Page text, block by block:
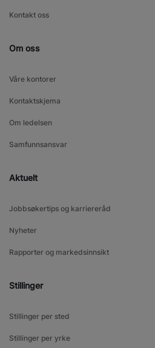
Kontakt oss
Om oss
Våre kontorer
Kontaktskjema
Om ledelsen
Samfunnsansvar
Aktuelt
Jobbsøkertips og karriereråd
Nyheter
Rapporter og markedsinnsikt
Stillinger
Stillinger per sted
Stillinger per yrke